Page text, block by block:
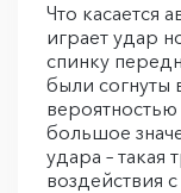
Что касается
играет удар
спинку
были согнуты
большое
удара – такая
воздействия